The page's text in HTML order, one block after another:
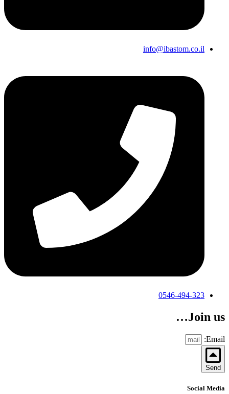
info@ibastom.co.il
0546-494-323
Join us…
Email:
Send
Social Media